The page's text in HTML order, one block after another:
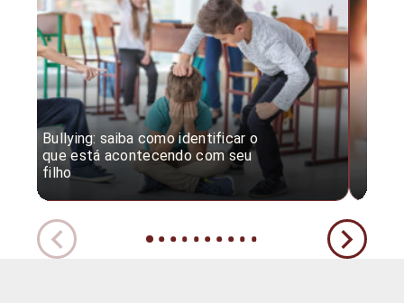
Bullying: saiba como identificar o
que está acontecendo com seu
filho